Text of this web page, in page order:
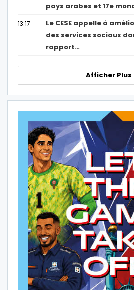
pays arabes et 17e
13:17
Le CESE appelle à
des services sociaux
rapport…
Afficher Plus